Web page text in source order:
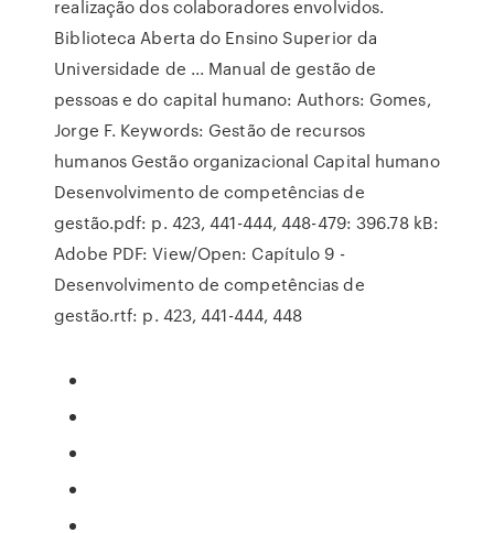
realização dos colaboradores envolvidos.
Biblioteca Aberta do Ensino Superior da
Universidade de ... Manual de gestão de
pessoas e do capital humano: Authors: Gomes,
Jorge F. Keywords: Gestão de recursos
humanos Gestão organizacional Capital humano
Desenvolvimento de competências de
gestão.pdf: p. 423, 441-444, 448-479: 396.78 kB:
Adobe PDF: View/Open: Capítulo 9 -
Desenvolvimento de competências de
gestão.rtf: p. 423, 441-444, 448